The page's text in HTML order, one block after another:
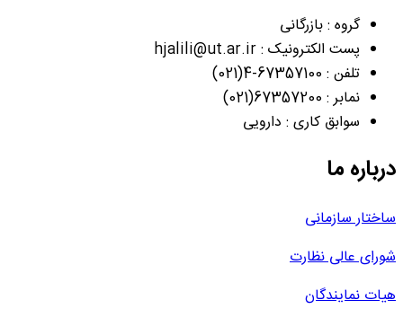
گروه : بازرگانی
پست الکترونیک : hjalili@ut.ar.ir
تلفن : 67357100-4(021)
نمابر : 67357200(021)
سوابق کاری : دارویی
درباره ما
ساختار سازمانی
شورای عالی نظارت
هیات نمایندگان